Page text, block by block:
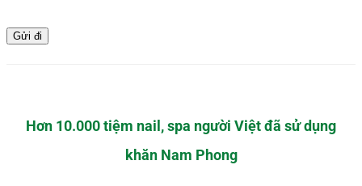
Hơn 10.000 tiệm nail, spa người Việt đã sử dụng
khăn Nam Phong